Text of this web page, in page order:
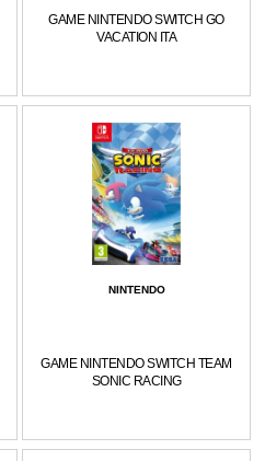
GAME NINTENDO SWITCH GO
VACATION ITA
NINTENDO
GAME NINTENDO SWITCH TEAM
SONIC RACING